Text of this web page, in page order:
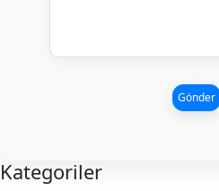
Gönder
Kategoriler